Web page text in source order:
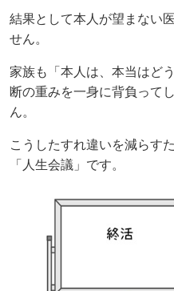
結果として本人が望まない
せん。
家族も「本人は、本当はど
断の重みを一身に背負って
ん。
こうしたすれ違いを減らす
「人生会議」です。